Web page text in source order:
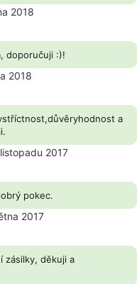
2018
doporučuji :)!
2018
a
2017
pokec.
2017
zásilky, děkuji a